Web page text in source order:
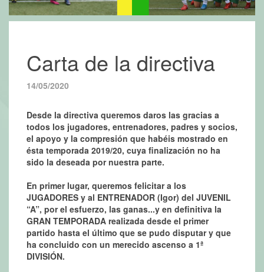
Carta de la directiva
14/05/2020
Desde la directiva queremos daros las gracias a
todos los jugadores, entrenadores, padres y socios,
el apoyo y la compresión que habéis mostrado en
ésta temporada 2019/20, cuya finalización no ha
sido la deseada por nuestra parte.
En primer lugar, queremos felicitar a los
JUGADORES y al ENTRENADOR (Igor) del JUVENIL
“A”, por el esfuerzo, las ganas...y en definitiva la
GRAN TEMPORADA realizada desde el primer
partido hasta el último que se pudo disputar y que
ha concluido con un merecido ascenso a 1ª
DIVISIÓN.